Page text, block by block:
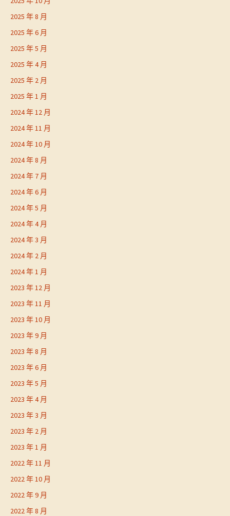
2025 年 8 月
2025 年 6 月
2025 年 5 月
2025 年 4 月
2025 年 2 月
2025 年 1 月
2024 年 12 月
2024 年 11 月
2024 年 10 月
2024 年 8 月
2024 年 7 月
2024 年 6 月
2024 年 5 月
2024 年 4 月
2024 年 3 月
2024 年 2 月
2024 年 1 月
2023 年 12 月
2023 年 11 月
2023 年 10 月
2023 年 9 月
2023 年 8 月
2023 年 6 月
2023 年 5 月
2023 年 4 月
2023 年 3 月
2023 年 2 月
2023 年 1 月
2022 年 11 月
2022 年 10 月
2022 年 9 月
2022 年 8 月